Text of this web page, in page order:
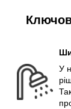
У